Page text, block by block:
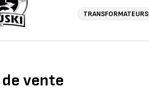
TRANSFORMATEURS
vente